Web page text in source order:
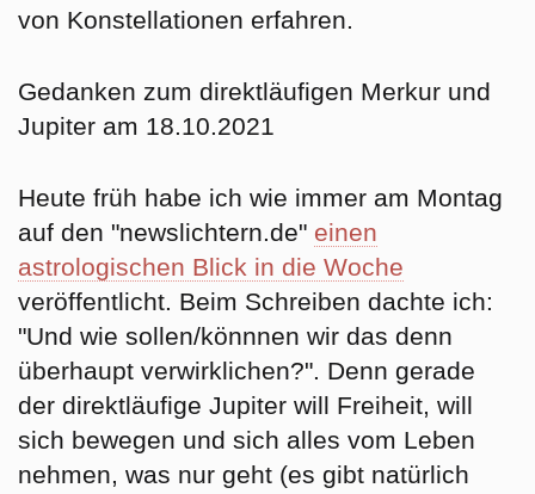
von Konstellationen erfahren.
Gedanken zum direktläufigen Merkur und
Jupiter am 18.10.2021
Heute früh habe ich wie immer am Montag
auf den "newslichtern.de" einen
astrologischen Blick in die Woche
veröffentlicht. Beim Schreiben dachte ich:
"Und wie sollen/könnnen wir das denn
überhaupt verwirklichen?". Denn gerade
der direktläufige Jupiter will Freiheit, will
sich bewegen und sich alles vom Leben
nehmen, was nur geht (es gibt natürlich